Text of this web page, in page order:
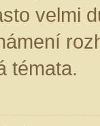
velmi
témata.